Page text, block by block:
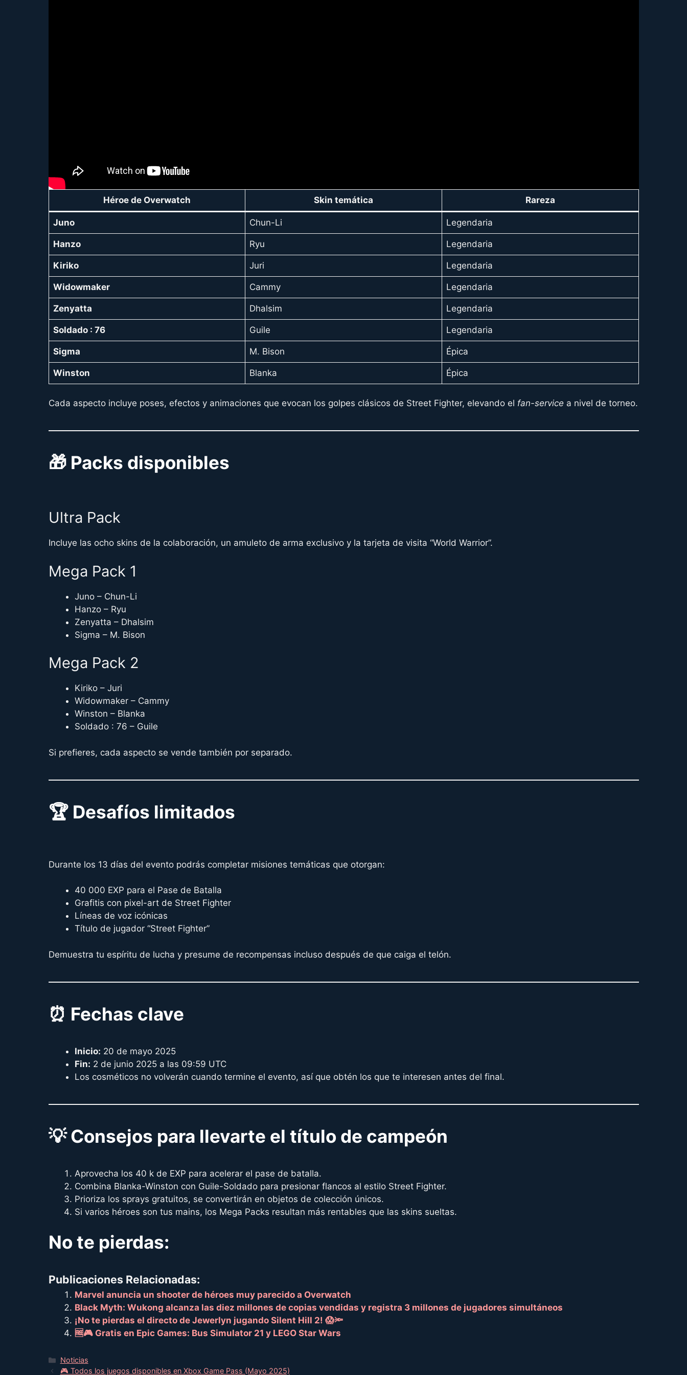
Héroe de Overwatch Skin temática Rareza
Juno Chun-Li Legendaria
Hanzo Ryu Legendaria
Kiriko Juri Legendaria
Widowmaker Cammy Legendaria
Zenyatta Dhalsim Legendaria
Soldado : 76 Guile Legendaria
Sigma M. Bison Épica
Winston Blanka Épica
Cada aspecto incluye poses, efectos y animaciones que evocan los golpes clásicos de Street Fighter, elevando el fan-service a nivel de torneo.
🎁 Packs disponibles
Ultra Pack
Incluye las ocho skins de la colaboración, un amuleto de arma exclusivo y la tarjeta de visita “World Warrior”.
Mega Pack 1
Juno – Chun-Li
Hanzo – Ryu
Zenyatta – Dhalsim
Sigma – M. Bison
Mega Pack 2
Kiriko – Juri
Widowmaker – Cammy
Winston – Blanka
Soldado : 76 – Guile
Si prefieres, cada aspecto se vende también por separado.
🏆 Desafíos limitados
Durante los 13 días del evento podrás completar misiones temáticas que otorgan:
40 000 EXP para el Pase de Batalla
Grafitis con pixel-art de Street Fighter
Líneas de voz icónicas
Título de jugador “Street Fighter”
Demuestra tu espíritu de lucha y presume de recompensas incluso después de que caiga el telón.
⏰ Fechas clave
Inicio: 20 de mayo 2025
Fin: 2 de junio 2025 a las 09:59 UTC
Los cosméticos no volverán cuando termine el evento, así que obtén los que te interesen antes del final.
💡 Consejos para llevarte el título de campeón
Aprovecha los 40 k de EXP para acelerar el pase de batalla.
Combina Blanka-Winston con Guile-Soldado para presionar flancos al estilo Street Fighter.
Prioriza los sprays gratuitos, se convertirán en objetos de colección únicos.
Si varios héroes son tus mains, los Mega Packs resultan más rentables que las skins sueltas.
No te pierdas:
Publicaciones Relacionadas:
Marvel anuncia un shooter de héroes muy parecido a Overwatch
Black Myth: Wukong alcanza las diez millones de copias vendidas y registra 3 millones de jugadores simultáneos
¡No te pierdas el directo de Jewerlyn jugando Silent Hill 2! 😱🔦
🆓🎮 Gratis en Epic Games: Bus Simulator 21 y LEGO Star Wars
Categorías
Noticias
🎮 Todos los juegos disponibles en Xbox Game Pass (Mayo 2025)